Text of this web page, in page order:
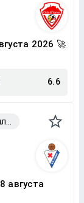
2026 🚀
6.6
августа